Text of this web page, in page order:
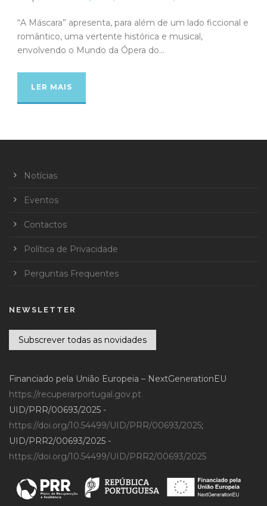
“A Máscara” apresenta, para além de um lado ficcional e
romântico, uma vertente histórica e musical,
envolvendo o Mundo da Ópera do...
LER MAIS
Notícias
Eventos
Contactos
Política de Privacidade
Perguntas Frequentes
NEWSLETTER
Subscrever todas as novidades
Financiado pela União Europeia – NextGenerationEU
https://recuperarportugal.gov.pt
UID/PRR/00693/2025 -
https://doi.org/10.54499/UID/PRR/00693/2025;
UID/PRR2/00693/2025 -
https://doi.org/10.54499/UID/PRR2/00693/2025